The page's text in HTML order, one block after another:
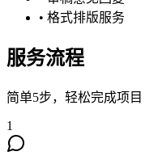
• 格式排版服务
服务流程
简单5步，轻松完成项目
1